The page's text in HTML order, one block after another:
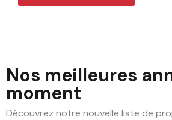
Nos meilleures
moment
Découvrez notre nouvelle liste de